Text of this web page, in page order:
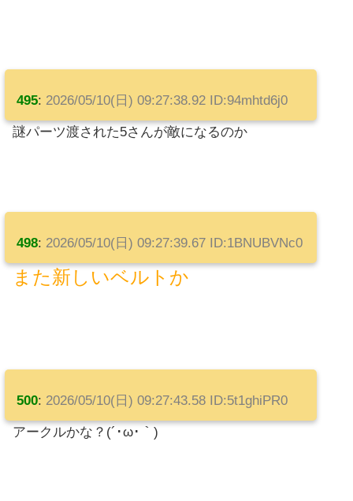
495: 2026/05/10(日) 09:27:38.92 ID:94mhtd6j0
謎パーツ渡された5さんが敵になるのか
498: 2026/05/10(日) 09:27:39.67 ID:1BNUBVNc0
また新しいベルトか
500: 2026/05/10(日) 09:27:43.58 ID:5t1ghiPR0
アークルかな？(´･ω･｀)